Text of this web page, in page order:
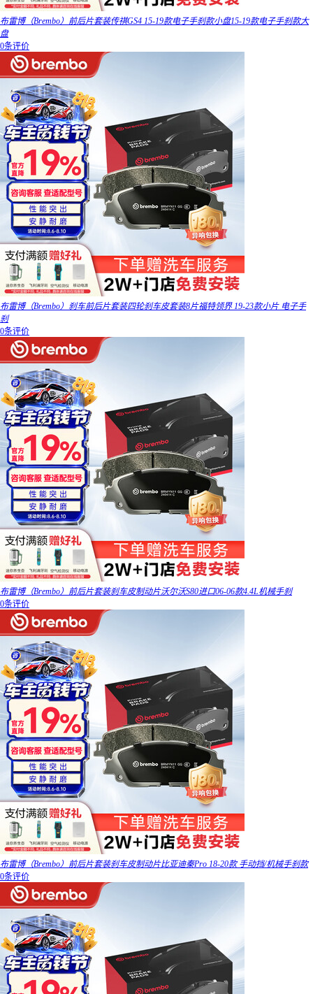
布雷博（Brembo）前后片套装传祺GS4 15-19款电子手刹款小盘15-19款电子手刹款大
盘
0条评价
布雷博（Brembo）刹车前后片套装四轮刹车皮套装8片福特领界 19-23款小片 电子手
刹
0条评价
布雷博（Brembo）前后片套装刹车皮制动片沃尔沃S80进口06-06款4.4L机械手刹
0条评价
布雷博（Brembo）前后片套装刹车皮制动片比亚迪秦Pro 18-20款 手动挡/机械手刹款
0条评价